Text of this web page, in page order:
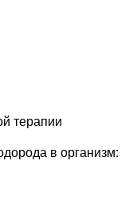
терапии
в организм: